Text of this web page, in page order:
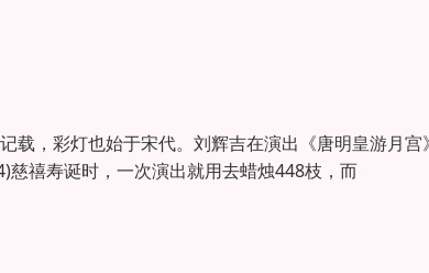
载，彩灯也始于宋代。刘辉吉在演出《唐明皇游月宫
慈禧寿诞时，一次演出就用去蜡烛448枝，而